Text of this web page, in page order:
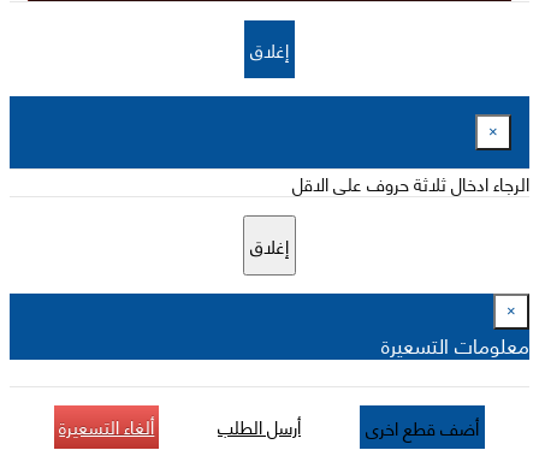
إغلاق
×
الرجاء ادخال ثلاثة حروف على الاقل
إغلاق
×
معلومات التسعيرة
أضف قطع اخرى أرسل الطلب ألغاء التسعيرة